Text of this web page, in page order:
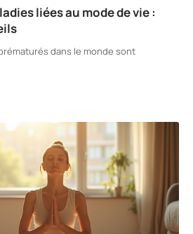
liées au mode de vie :
dans le monde sont